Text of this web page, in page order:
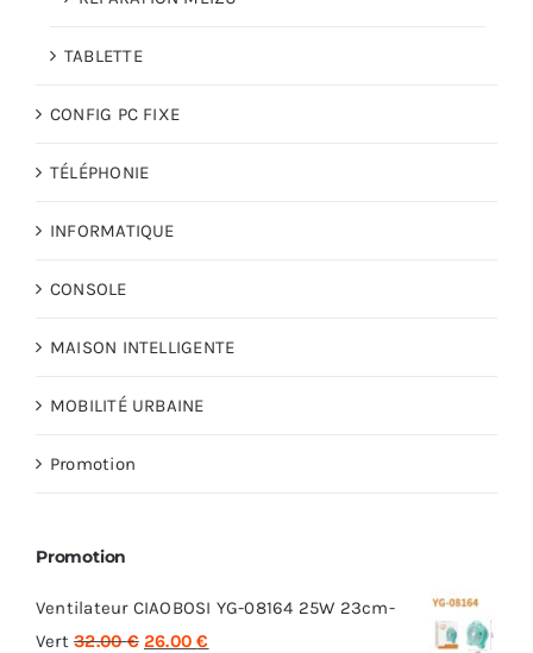
TABLETTE
CONFIG PC FIXE
TÉLÉPHONIE
INFORMATIQUE
CONSOLE
MAISON INTELLIGENTE
MOBILITÉ URBAINE
Promotion
Promotion
Ventilateur CIAOBOSI YG-08164 25W 23cm-
Vert 32.00€ Le
26.00€